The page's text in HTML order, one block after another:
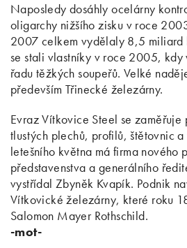
Naposledy dosáhly ocelárny
oligarchy nižšího zisku v roce
2007 celkem vydělaly 8,5 miliard
se stali vlastníky v roce 2005,
řadu těžkých soupeřů. Velké
především Třinecké železárny.
Evraz Vítkovice Steel se zaměřuje
tlustých plechů, profilů, štětovnic
letešního května má firma nového
představenstva a generálního
vystřídal Zbyněk Kvapík. Podnik
Vítkovické železárny, které roku
Salomon Mayer Rothschild.
-mot-